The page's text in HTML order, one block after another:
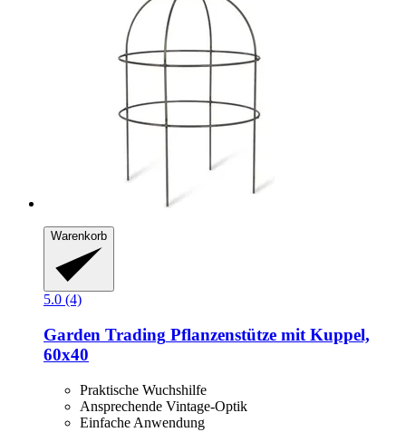
Warenkorb
5.0 (4)
Garden Trading Pflanzenstütze mit Kuppel,
60x40
Praktische Wuchshilfe
Ansprechende Vintage-Optik
Einfache Anwendung